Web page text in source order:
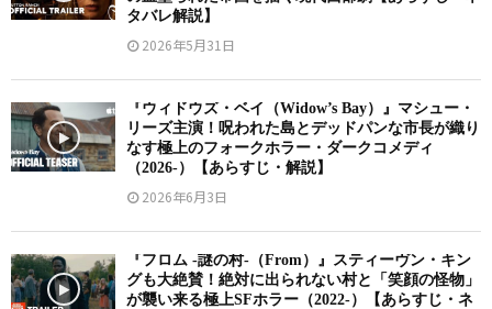
タバレ解説】
2026年5月31日
『ウィドウズ・ベイ（Widow’s Bay）』マシュー・
リーズ主演！呪われた島とデッドパンな市長が織り
なす極上のフォークホラー・ダークコメディ
（2026-）【あらすじ・解説】
2026年6月3日
『フロム -謎の村-（From）』スティーヴン・キン
グも大絶賛！絶対に出られない村と「笑顔の怪物」
が襲い来る極上SFホラー（2022-）【あらすじ・ネ